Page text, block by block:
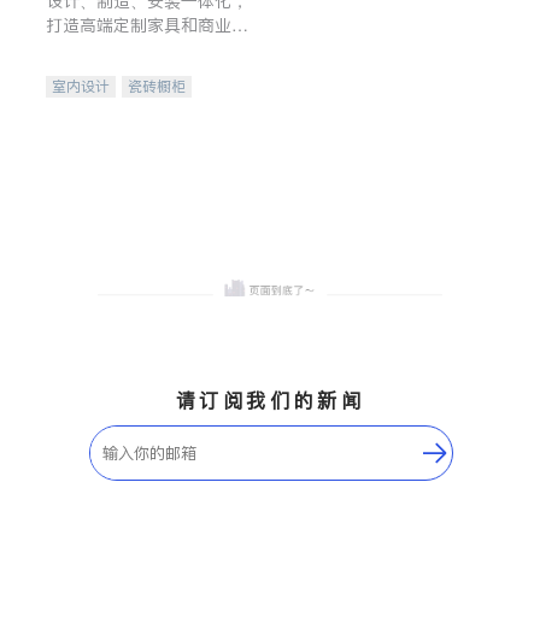
打造高端定制家具和商业空
室内设计
瓷砖橱柜
请订阅我们的新闻